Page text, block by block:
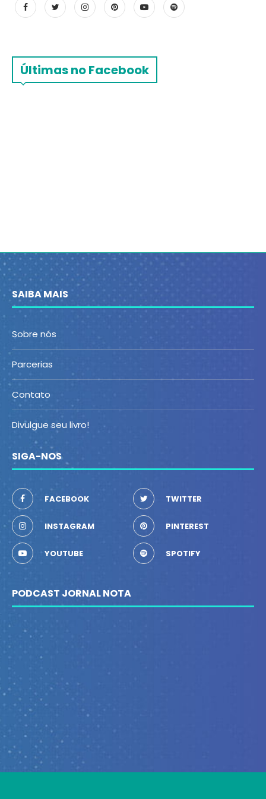
Últimas no Facebook
SAIBA MAIS
Sobre nós
Parcerias
Contato
Divulgue seu livro!
SIGA-NOS
FACEBOOK TWITTER
INSTAGRAM PINTEREST
YOUTUBE SPOTIFY
PODCAST JORNAL NOTA